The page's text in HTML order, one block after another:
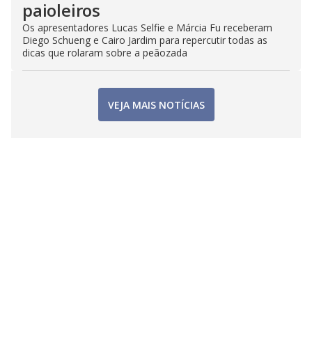
paioleiros
Os apresentadores Lucas Selfie e Márcia Fu receberam
Diego Schueng e Cairo Jardim para repercutir todas as
dicas que rolaram sobre a peãozada
VEJA MAIS NOTÍCIAS